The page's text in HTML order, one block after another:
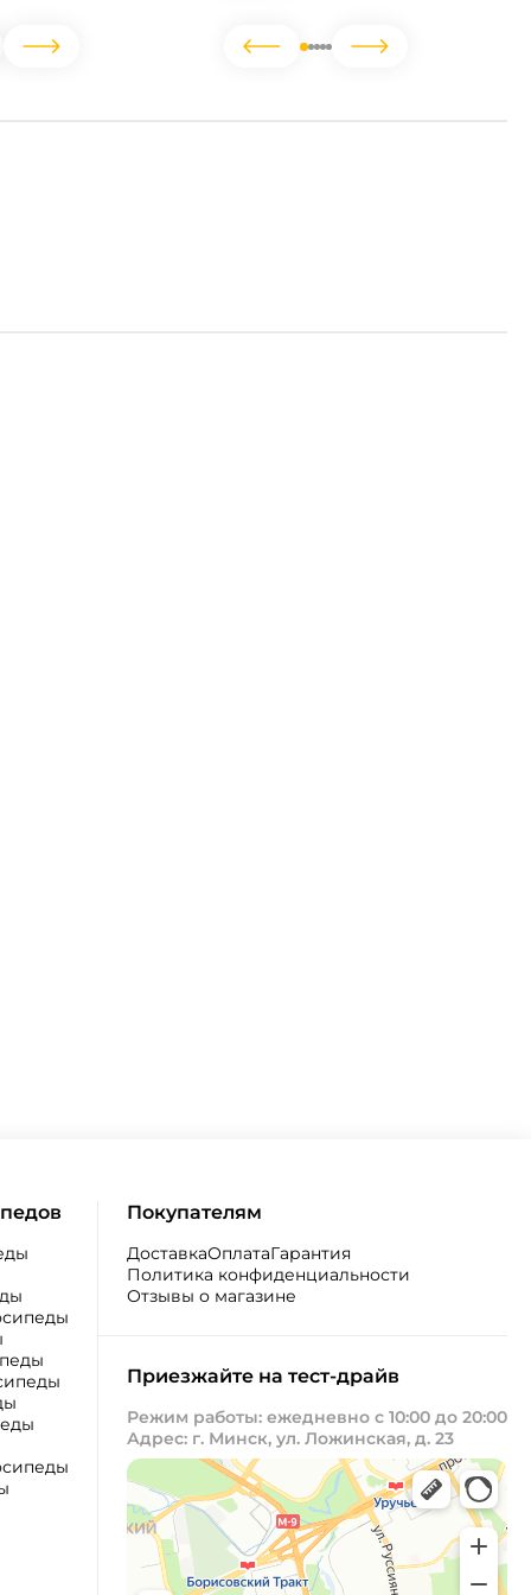
Покупателям
ДоставкаОплатаГарантия
Политика конфиденциальности
Отзывы о магазине
Приезжайте на тест-драйв
Режим работы: ежедневно с 10:00 до 20:00
Адрес: г. Минск, ул. Ложинская, д. 23